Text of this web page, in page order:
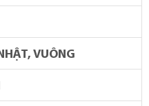
VUÔNG